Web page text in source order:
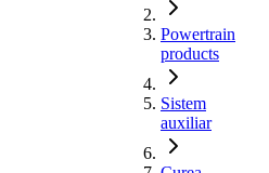
Powertrain
products
Sistem
auxiliar